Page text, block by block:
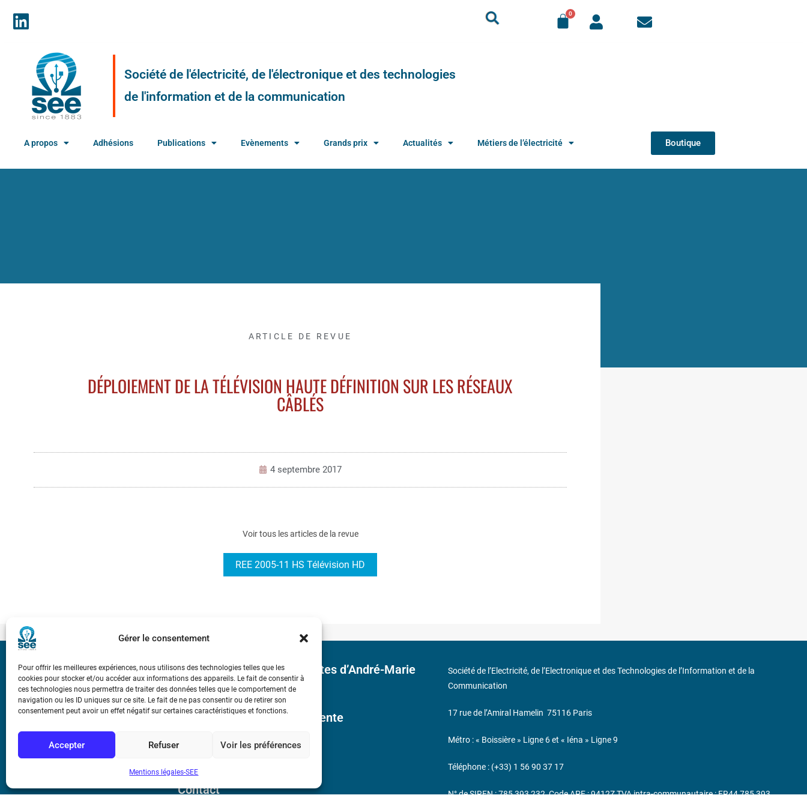
Gérer le consentement
Pour offrir les meilleures expériences, nous utilisons des technologies telles que les
cookies pour stocker et/ou accéder aux informations des appareils. Le fait de consentir à
ces technologies nous permettra de traiter des données telles que le comportement de
navigation ou les ID uniques sur ce site. Le fait de ne pas consentir ou de retirer son
consentement peut avoir un effet négatif sur certaines caractéristiques et fonctions.
Accepter Refuser Voir les préférences
Mentions légales-SEE
Société de l'électricité, de l'électronique et des technologies
de l'information et de la communication
A propos Adhésions Publications Evènements Grands prix Actualités Métiers de l’électricité Boutique
ARTICLE DE REVUE
DÉPLOIEMENT DE LA TÉLÉVISION HAUTE DÉFINITION SUR LES RÉSEAUX
CÂBLÉS
4 septembre 2017
Voir tous les articles de la revue
REE 2005-11 HS Télévision HD
Bicentenaire des découvertes d’André-Marie
Ampère
Conditions Générales de Vente
Mentions légales
Contact
Société de l’Electricité, de l’Electronique et des Technologies de l’Information et de la
Communication
17 rue de l’Amiral Hamelin 75116 Paris
Métro : « Boissière » Ligne 6 et « Iéna » Ligne 9
Téléphone : (+33) 1 56 90 37 17
N° de SIREN : 785 393 232, Code APE : 9412Z TVA intra-communautaire : FR44 785 393